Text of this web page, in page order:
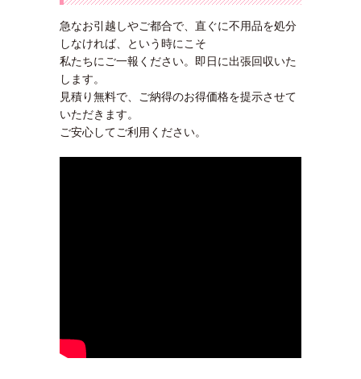
急なお引越しやご都合で、直ぐに不用品を処分
しなければ、という時にこそ
私たちにご一報ください。即日に出張回収いた
します。
見積り無料で、ご納得のお得価格を提示させて
いただきます。
ご安心してご利用ください。